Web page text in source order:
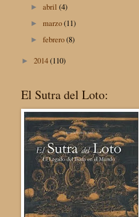
►abril(4)
►marzo(11)
►febrero(8)
► 2014(110)
El Sutra del Loto: